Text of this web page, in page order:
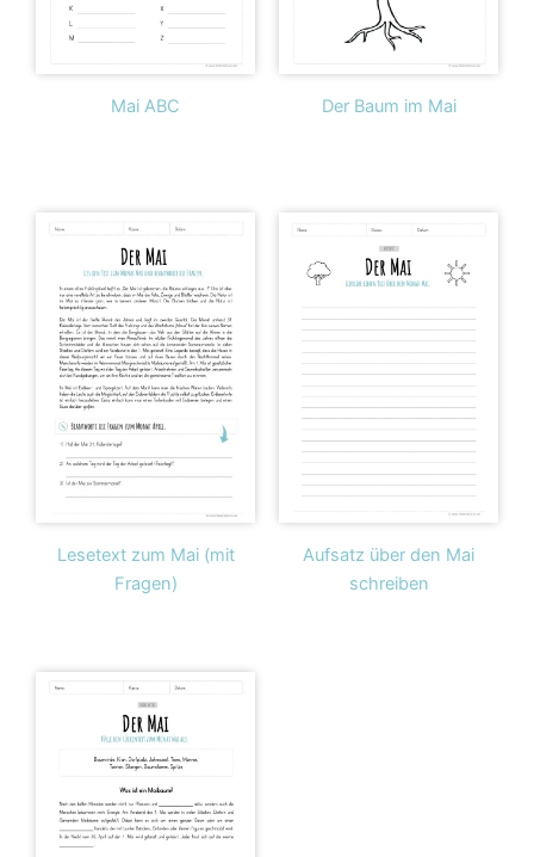
Mai ABC Der Baum im Mai
Lesetext zum Mai (mit
Fragen)
Aufsatz über den Mai
schreiben